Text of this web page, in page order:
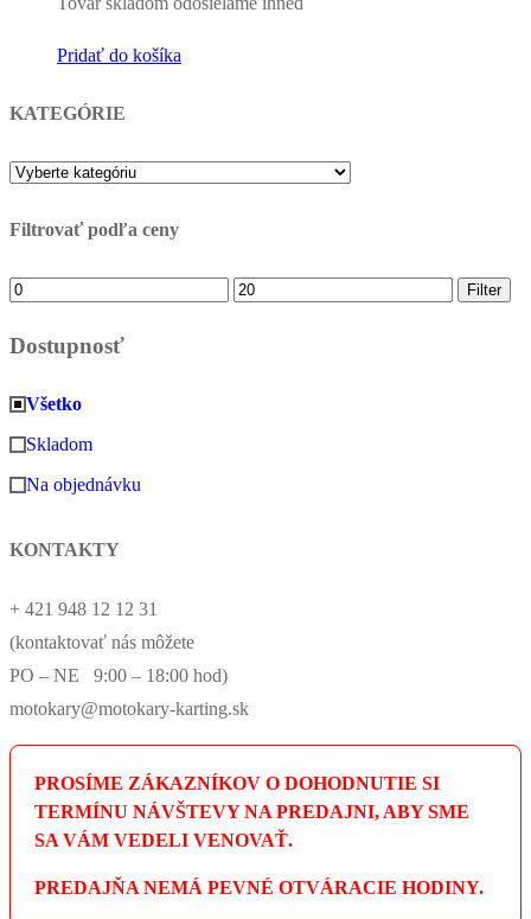
Pridať do košíka
KATEGÓRIE
Filtrovať podľa ceny
Minimálna
Maximálna
Filter
Dostupnosť
Všetko
Skladom
Na objednávku
KONTAKTY
+ 421 948 12 12 31
(kontaktovať nás môžete
PO – NE 9:00 – 18:00 hod)
motokary@motokary-karting.sk
PROSÍME ZÁKAZNÍKOV O DOHODNUTIE SI
TERMÍNU NÁVŠTEVY NA PREDAJNI, ABY SME
SA VÁM VEDELI VENOVAŤ.
PREDAJŇA NEMÁ PEVNÉ OTVÁRACIE HODINY.